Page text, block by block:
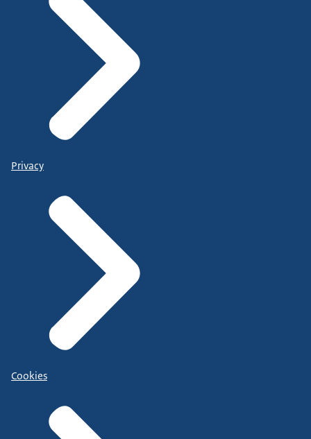
Privacy
Cookies